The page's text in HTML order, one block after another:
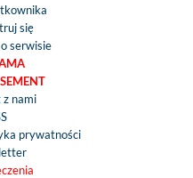
się
serwisie
nami
prywatności